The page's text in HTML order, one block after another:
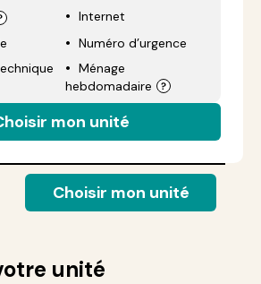
Internet
Numéro d’urgence
Ménage
hebdomadaire
mon unité
Choisir mon unité
unité